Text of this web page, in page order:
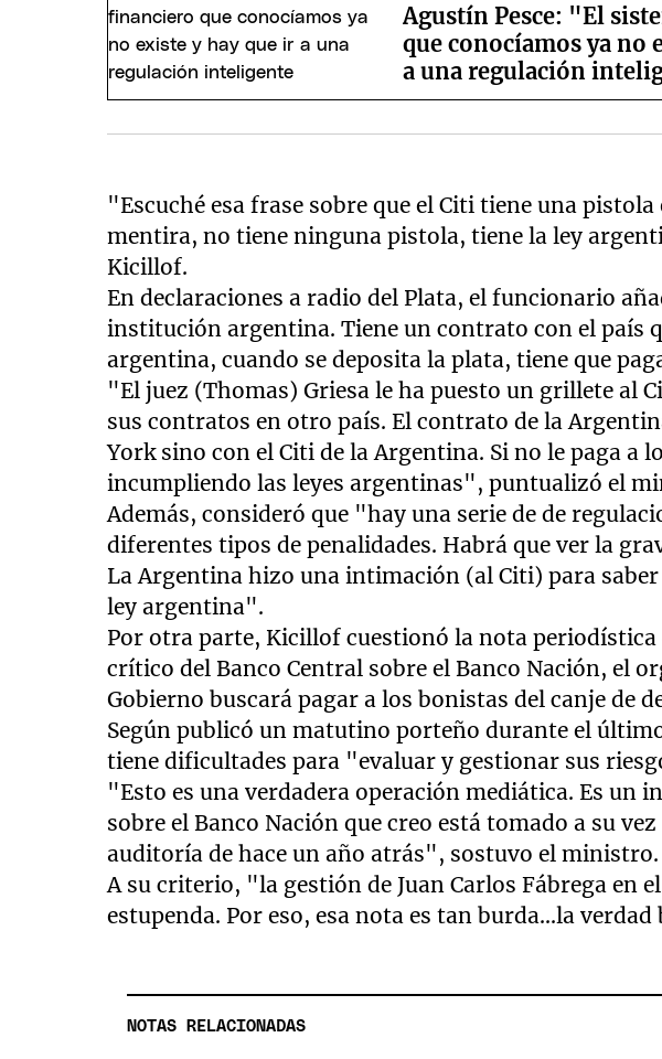
Agustín Pesce: "El
que conocíamos ya no
a una regulación
"Escuché esa frase sobre que el Citi tiene una pistola
mentira, no tiene ninguna pistola, tiene la ley
Kicillof.
En declaraciones a radio del Plata, el funcionario
institución argentina. Tiene un contrato con el país
argentina, cuando se deposita la plata, tiene que
"El juez (Thomas) Griesa le ha puesto un grillete al
sus contratos en otro país. El contrato de la
York sino con el Citi de la Argentina. Si no le paga a
incumpliendo las leyes argentinas", puntualizó el
Además, consideró que "hay una serie de de
diferentes tipos de penalidades. Habrá que ver la
La Argentina hizo una intimación (al Citi) para
ley argentina".
Por otra parte, Kicillof cuestionó la nota
crítico del Banco Central sobre el Banco Nación, el
Gobierno buscará pagar a los bonistas del canje de
Según publicó un matutino porteño durante el
tiene dificultades para "evaluar y gestionar sus
"Esto es una verdadera operación mediática. Es un
sobre el Banco Nación que creo está tomado a su
auditoría de hace un año atrás", sostuvo el ministro.
A su criterio, "la gestión de Juan Carlos Fábrega en
estupenda. Por eso, esa nota es tan burda...la
NOTAS RELACIONADAS